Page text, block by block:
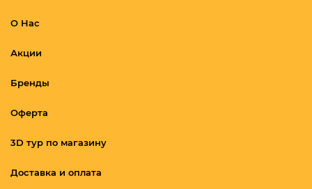
О Нас
Акции
Бренды
Оферта
3D тур по магазину
Доставка и оплата